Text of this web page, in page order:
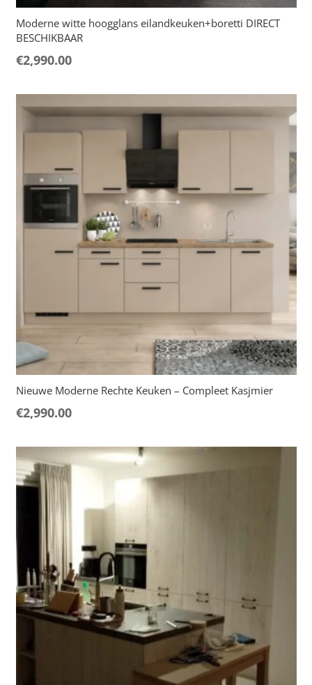
Moderne witte hoogglans eilandkeuken+boretti DIRECT
BESCHIKBAAR
€2,990.00
Nieuwe Moderne Rechte Keuken – Compleet Kasjmier
€2,990.00